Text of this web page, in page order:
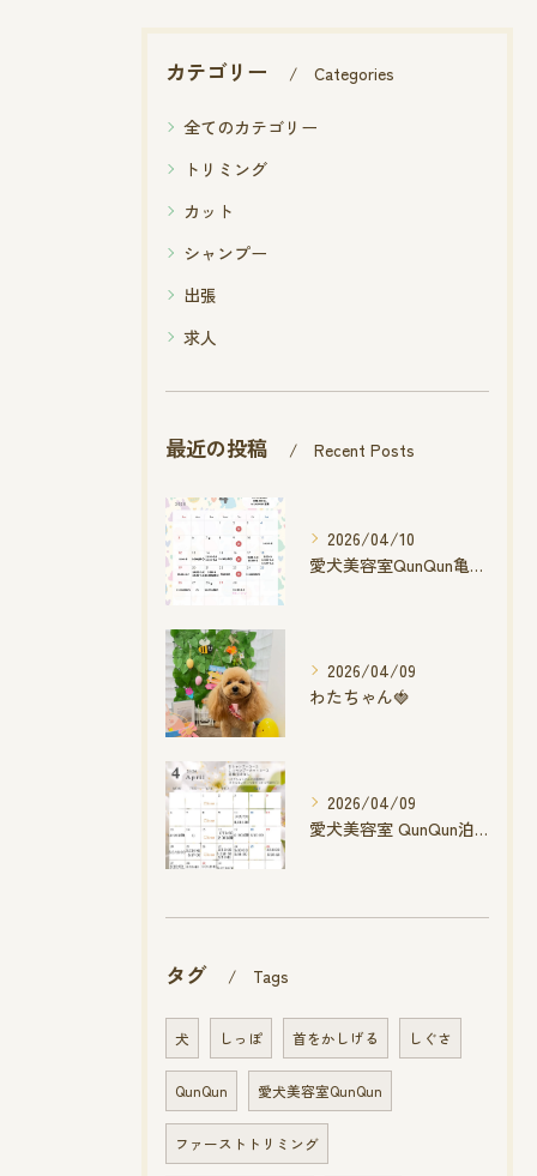
カテゴリー Categories
全てのカテゴリー
トリミング
カット
シャンプー
出張
求人
最近の投稿 Recent Posts
2026/04/10
愛犬美容室QunQun亀山エコー店
2026/04/09
わたちゃん🍓
2026/04/09
愛犬美容室 QunQun泊店 4月空き状況です
タグ Tags
犬 しっぽ 首をかしげる しぐさ
QunQun 愛犬美容室QunQun
ファーストトリミング